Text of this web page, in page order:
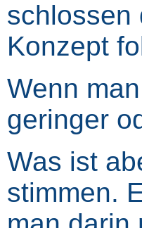
schlossen
Konzept
Wenn
geringer
Was ist
stimmen.